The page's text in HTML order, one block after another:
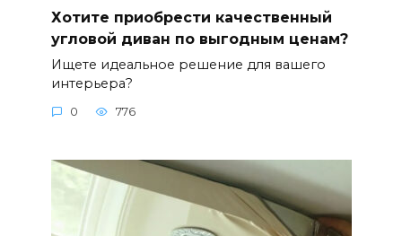
Хотите приобрести качественный
угловой диван по выгодным ценам?
Ищете идеальное решение для вашего
интерьера?
0 776